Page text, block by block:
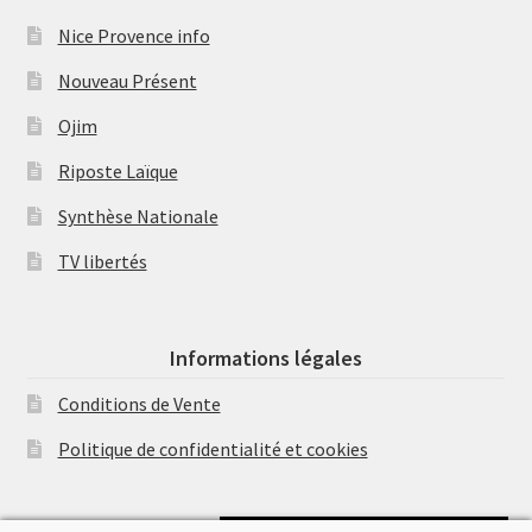
Nice Provence info
Nouveau Présent
Ojim
Riposte Laïque
Synthèse Nationale
TV libertés
Informations légales
Conditions de Vente
Politique de confidentialité et cookies